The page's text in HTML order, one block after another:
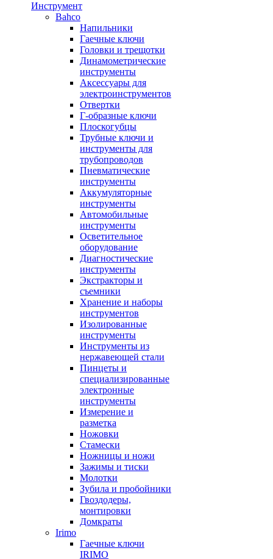
Инструмент
Bahco
Напильники
Гаечные ключи
Головки и трещотки
Динамометрические
инструменты
Аксессуары для
электроинструментов
Отвертки
Г-образные ключи
Плоскогубцы
Трубные ключи и
инструменты для
трубопроводов
Пневматические
инструменты
Аккумуляторные
инструменты
Автомобильные
инструменты
Осветительное
оборудование
Диагностические
инструменты
Экстракторы и
съемники
Хранение и наборы
инструментов
Изолированные
инструменты
Инструменты из
нержавеющей стали
Пинцеты и
специализированные
электронные
инструменты
Измерение и
разметка
Ножовки
Стамески
Ножницы и ножи
Зажимы и тиски
Молотки
Зубила и пробойники
Гвоздодеры,
монтировки
Домкраты
Irimo
Гаечные ключи
IRIMO